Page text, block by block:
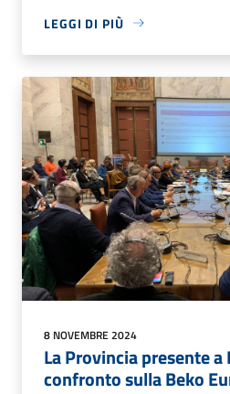
LEGGI DI PIÙ
8 NOVEMBRE 2024
La Provincia presente
confronto sulla Beko